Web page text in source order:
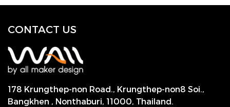
CONTACT US
178 Krungthep-non Road., Krungthep-non8 Soi.,
Bangkhen , Nonthaburi, 11000, Thailand.